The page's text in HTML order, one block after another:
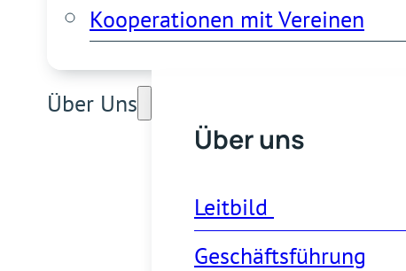
Kooperationen mit Vereinen
Über Uns
Über uns
Leitbild
Geschäftsführung